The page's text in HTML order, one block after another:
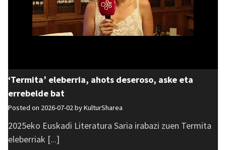
‘Termita’ eleberria, ahots deseroso, aske eta
errebelde bat
Posted on 2026-07-02 byKulturSharea
2025eko Euskadi Literatura Saria irabazi zuen Termita
eleberriak [...]